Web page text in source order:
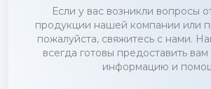
Если у вас возникли вопросы
продукции нашей компании или
пожалуйста, свяжитесь с нами.
всегда готовы предоставить
информацию и